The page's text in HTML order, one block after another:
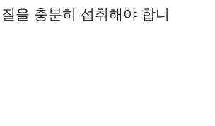
을 충분히 섭취해야 합니